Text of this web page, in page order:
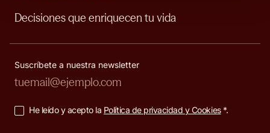
Decisiones que enriquecen tu vida
Suscríbete a nuestra newsletter
He leído y acepto la Política de privacidad y Cookies*.